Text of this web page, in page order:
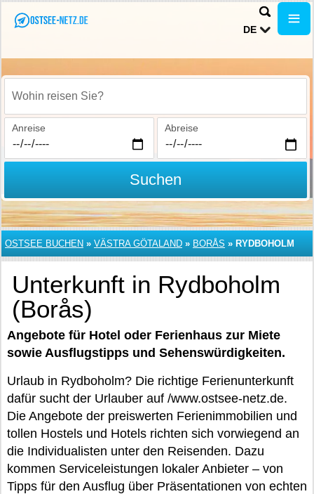
DE
Wohin reisen Sie?
Anreise Abreise
Suchen
OSTSEE BUCHEN » VÄSTRA GÖTALAND » BORÅS » RYDBOHOLM
Unterkunft in Rydboholm
(Borås)
Angebote für Hotel oder Ferienhaus zur Miete
sowie Ausflugstipps und Sehenswürdigkeiten.
Urlaub in Rydboholm? Die richtige Ferienunterkunft
dafür sucht der Urlauber auf /www.ostsee-netz.de.
Die Angebote der preiswerten Ferienimmobilien und
tollen Hostels und Hotels richten sich vorwiegend an
die Individualisten unter den Reisenden. Dazu
kommen Serviceleistungen lokaler Anbieter – von
Tipps für den Ausflug über Präsentationen von echten